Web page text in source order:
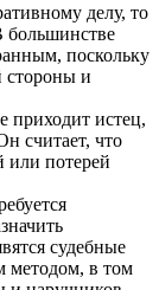
делу, то
большинстве
поскольку
стороны и
приходит истец,
считает, что
или потерей
судебные
методом, в том